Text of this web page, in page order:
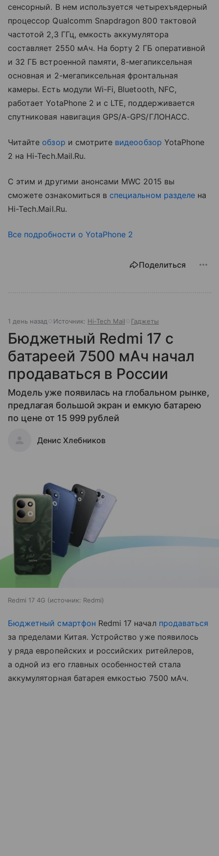
сенсорный. В нем используется четырехъядерный
процессор Qualcomm Snapdragon 800 тактовой
частотой 2,3 ГГц, емкость аккумулятора
составляет 2550 мАч. На борту 2 ГБ оперативной
и 32 ГБ встроенной памяти, 8-мегапиксельная
основная и 2-мегапиксельная фронтальная
камеры. Есть модули Wi-Fi, Bluetooth, NFC,
работает YotaPhone 2 и с LTE, поддерживается
спутниковая навигация GPS/A-GPS/ГЛОНАСС.
Читайте обзор и смотрите видеообзор YotaPhone
2 на Hi-Tech.Mail.Ru.
С этим и другими анонсами MWC 2015 вы
сможете ознакомиться в специальном разделе на
Hi-Tech.Mail.Ru.
Все подробности о YotaPhone 2
Поделиться
1 день назад Источник: Hi-Tech Mail Гаджеты
Бюджетный Redmi 17 с
батареей 7500 мАч начал
продаваться в России
Модель уже появилась на глобальном рынке,
предлагая большой экран и емкую батарею
по цене от 15 999 рублей
Денис Хлебников
Redmi 17 4G источник: Redmi
Бюджетный смартфон Redmi 17 начал продаваться
за пределами Китая. Устройство уже появилось
у ряда европейских и российских ритейлеров,
а одной из его главных особенностей стала
аккумуляторная батарея емкостью 7500 мАч.